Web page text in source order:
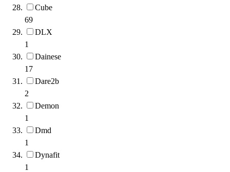
Cube
69
DLX
1
Dainese
17
Dare2b
2
Demon
1
Dmd
1
Dynafit
1